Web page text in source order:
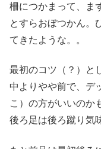
柵につかまって、ま
とすらおぼつかん。
てきたような。。
最初のコツ（？）と
中よりやや前で、デ
こ）の方がいいのか
後ろ足は後ろ蹴り気